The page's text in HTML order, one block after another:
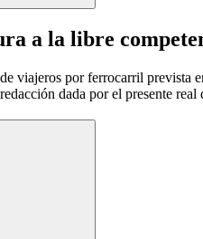
a la libre
viajeros por ferrocarril
dada por el presente real